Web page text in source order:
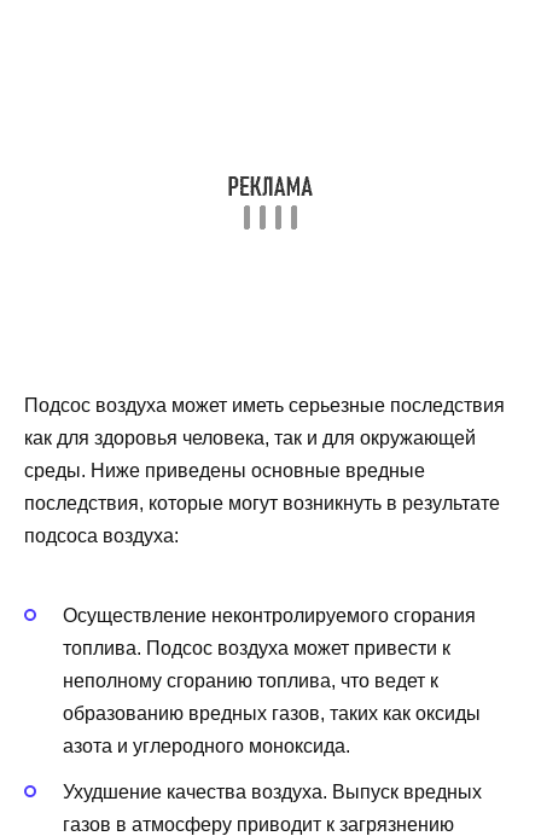
Подсос воздуха может иметь серьезные последствия
как для здоровья человека, так и для окружающей
среды. Ниже приведены основные вредные
последствия, которые могут возникнуть в результате
подсоса воздуха:
Осуществление неконтролируемого сгорания
топлива. Подсос воздуха может привести к
неполному сгоранию топлива, что ведет к
образованию вредных газов, таких как оксиды
азота и углеродного моноксида.
Ухудшение качества воздуха. Выпуск вредных
газов в атмосферу приводит к загрязнению